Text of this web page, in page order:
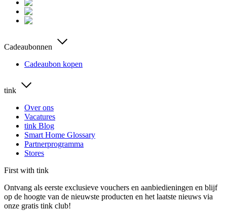
Cadeaubonnen
Cadeaubon kopen
tink
Over ons
Vacatures
tink Blog
Smart Home Glossary
Partnerprogramma
Stores
First with tink
Ontvang als eerste exclusieve vouchers en aanbiedieningen en blijf
op de hoogte van de nieuwste producten en het laatste nieuws via
onze gratis tink club!